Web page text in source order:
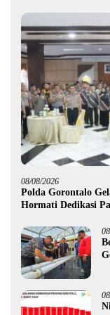
08/08/2026
Polda Gorontalo
Hormati Dedikasi